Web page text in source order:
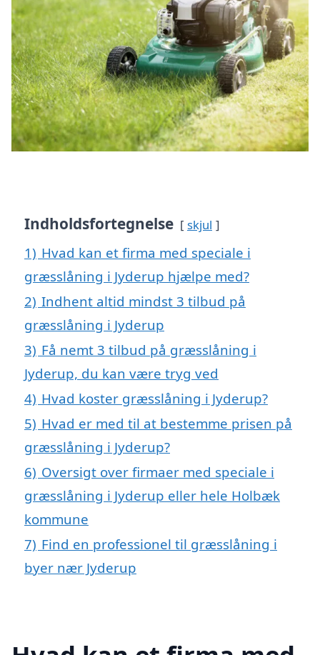
Indholdsfortegnelse skjul
1) Hvad kan et firma med speciale i
græsslåning i Jyderup hjælpe med?
2) Indhent altid mindst 3 tilbud på
græsslåning i Jyderup
3) Få nemt 3 tilbud på græsslåning i
Jyderup, du kan være tryg ved
4) Hvad koster græsslåning i Jyderup?
5) Hvad er med til at bestemme prisen på
græsslåning i Jyderup?
6) Oversigt over firmaer med speciale i
græsslåning i Jyderup eller hele Holbæk
kommune
7) Find en professionel til græsslåning i
byer nær Jyderup